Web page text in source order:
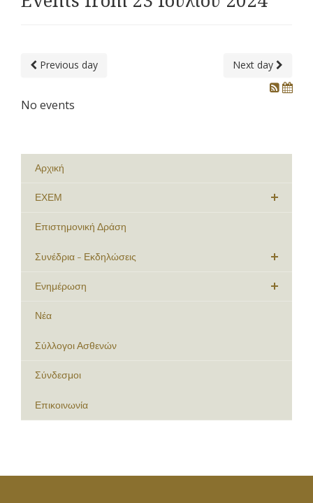
Previous day Next day
No events
Αρχική
ΕΧΕΜ
Επιστημονική Δράση
Συνέδρια - Εκδηλώσεις
Ενημέρωση
Νέα
Σύλλογοι Ασθενών
Σύνδεσμοι
Επικοινωνία